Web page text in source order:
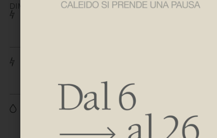
DIMENSIONES
H 1600
L 200